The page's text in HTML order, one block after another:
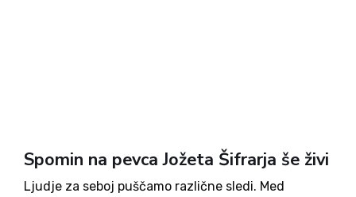
Spomin na pevca Jožeta Šifrarja še živi
Ljudje za seboj puščamo različne sledi. Med